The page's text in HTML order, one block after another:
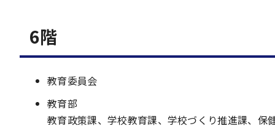
6階
教育委員会
教育部
教育政策課、学校教育課、学校づくり推進課、保